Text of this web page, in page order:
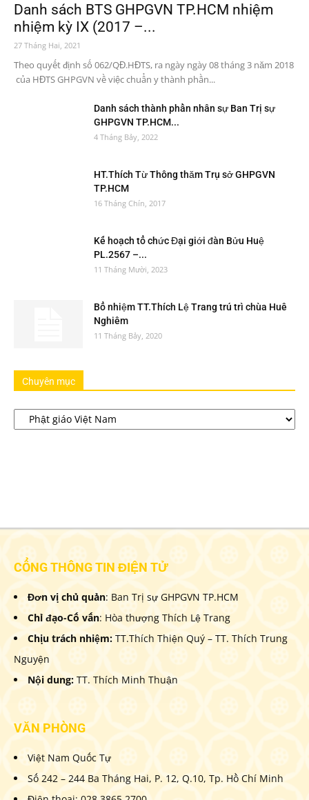
Danh sách BTS GHPGVN TP.HCM nhiệm
nhiệm kỳ IX (2017 –...
27 Tháng Hai, 2021
Theo quyết định số 062/QĐ.HĐTS, ra ngày ngày 08 tháng 3 năm 2018
của HĐTS GHPGVN về việc chuẩn y thành phần...
Danh sách thành phần nhân sự Ban Trị sự
GHPGVN TP.HCM...
4 Tháng Bảy, 2022
HT.Thích Từ Thông thăm Trụ sở GHPGVN
TP.HCM
16 Tháng Chín, 2017
Kế hoạch tổ chức Đại giới đàn Bửu Huệ
PL.2567 –...
11 Tháng Mười, 2023
Bổ nhiệm TT.Thích Lệ Trang trú trì chùa Huê
Nghiêm
11 Tháng Bảy, 2020
Chuyên mục
Chuyên
mục
CỔNG THÔNG TIN ĐIỆN TỬ
Đơn vị chủ quản: Ban Trị sự GHPGVN TP.HCM
Chỉ đạo-Cố vấn: Hòa thượng Thích Lệ Trang
Chịu trách nhiệm: TT.Thích Thiện Quý – TT. Thích Trung
Nguyện
Nội dung: TT. Thích Minh Thuận
VĂN PHÒNG
Việt Nam Quốc Tự
Số 242 – 244 Ba Tháng Hai, P. 12, Q.10, Tp. Hồ Chí Minh